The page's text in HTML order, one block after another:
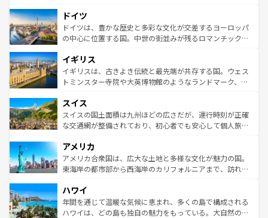
せる。地方によって風土や気候が異なるスペインはその個
性で訪れる人を魅了する。 なお、新着のスペイン情報は コ
ンテンツ一覧を参照してほしい。
で、幅広い魅力が詰まっている。華麗な宮殿、歴史的な大
聖堂、美しいビーチ、そして豊かな自然が、訪れる者を心
から魅了する。また、フランスは美食の国としても知ら
いる。シャンパンの発祥地であるランス、プロヴァンスの
香り高いラベンダー畑など、多彩な楽しみ方が可能だ。さ
らに、パリ以外の地域にも魅力が溢れており、どの街角に
れる地方に足を運ぶとそれぞれで全く異なる文化を体験で
きるだろう。 なお、新着のフランス情報はコンテンツ一覧
を参照してほしい。
ドイツ
ドイツは、豊かな歴史と多彩な文化が交差するヨーロッパ
の中心に位置する国。中世の街並みが残るロマンチック街
顔を持つこの国は、どこを歩いても飽きることがない。ベ
ルリンの文化的活気、バイエルン州のアルプスの絶景、そ
してライン川沿いのワイン畑といった風景は必見。ビール
は、お酒好きな人にはぜひ体験してほしい。 なお、新着の
ドイツ情報はコンテンツ一覧を参照してほしい。
イギリス
イギリスは、古きよき伝統と最先端が共存する国。ウェス
トミンスター寺院や大英博物館のようなランドマーク、歴
リアごとに異なる魅力がある。また、優雅なアフタヌーン
ティー、ビール好きにはたまらない英国パブ、サッカー観
戦など、本場だからこそできる体験も豊富。イギリスを旅
ンツ一覧を参照してほしい。
スイス
スイスの国土面積は九州ほどの広さだが、運行時刻が正確
な交通網が整備されており、初心者でも安心して個人旅行
の建物がそのまま残る町や、スイスならではのユニークな
博物館もあり、アルプス観光だけでなく町歩きも満喫する
ことができる。国民の所得が高いため物価も高いが、旅行
ば市内交通費無料で観光を楽しむこともできる。 なお、新
着のスイス情報はコンテンツ一覧 を参照してほしい。
アメリカ
アメリカ合衆国は、広大な土地と多様な文化が魅力の国。
東海岸の都市部から西海岸のカリフォルニアまで、訪れる
のような巨大都市は、観光、ショッピング、エンターテイ
ンメントが詰まった刺激的なスポットだ。一方、アメリカ
西部には大自然が広がり、グランドキャニオンやイエロー
ハワイ
年間を通じて温暖な気候に恵まれ、多くの島で構成される
ハワイは、どの島も独自の魅力をもっている。大自然の神